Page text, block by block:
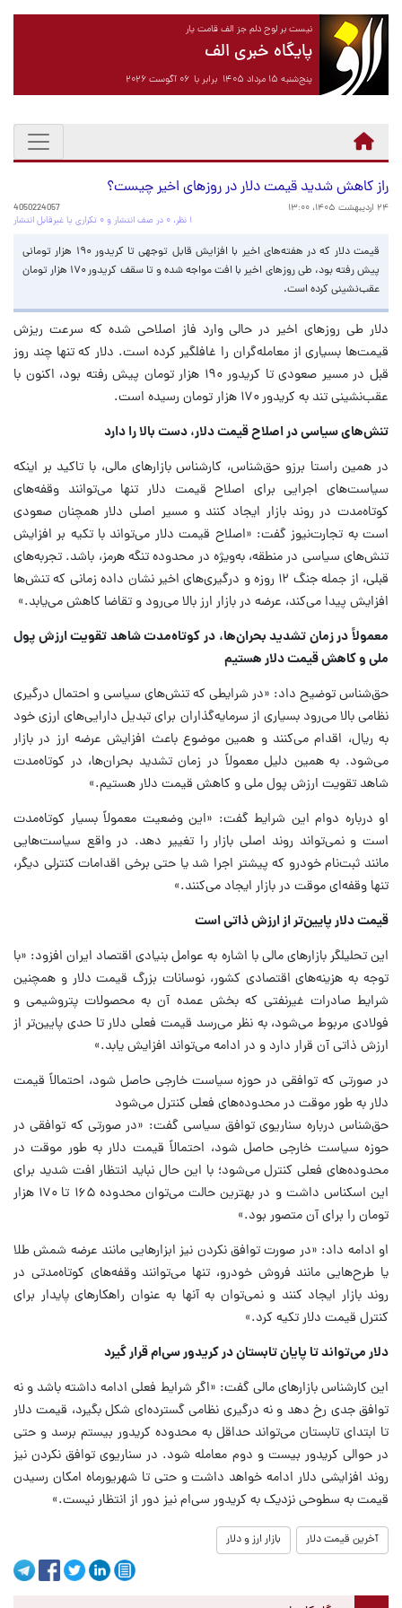
نیست بر لوح دلم جز الف قامت یار
پایگاه خبری الف
پنج‌شنبه ۱۵ مرداد ۱۴۰۵ برابر با ۰۶ آگوست ۲۰۲۶
راز کاهش شدید قیمت دلار در روزهای اخیر چیست؟
۲۴ اردیبهشت ۱۴۰۵، ۱۳:۰۰
4050224057
۱ نظر، ۰ در صف انتشار و ۰ تکراری یا غیرقابل انتشار
قیمت دلار که در هفته‌های اخیر با افزایش قابل توجهی تا کریدور ۱۹۰ هزار تومانی
پیش رفته بود، طی روزهای اخیر با افت مواجه شده و تا سقف کریدور ۱۷۰ هزار تومان
عقب‌نشینی کرده است.
دلار طی روزهای اخیر در حالی وارد فاز اصلاحی شده که سرعت ریزش
قیمت‌ها بسیاری از معامله‌گران را غافلگیر کرده است. دلار که تنها چند روز
قبل در مسیر صعودی تا کریدور ۱۹۰ هزار تومان پیش رفته بود، اکنون با
عقب‌نشینی تند به کریدور ۱۷۰ هزار تومان رسیده است.
تنش‌های سیاسی در اصلاح قیمت دلار، دست بالا را دارد
در همین راستا برزو حق‌شناس، کارشناس بازارهای مالی، با تاکید بر اینکه
سیاست‌های اجرایی برای اصلاح قیمت دلار تنها می‌توانند وقفه‌های
کوتاه‌مدت در روند بازار ایجاد کنند و مسیر اصلی دلار همچنان صعودی
است به تجارت‌نیوز گفت: «اصلاح قیمت دلار می‌تواند با تکیه بر افزایش
تنش‌های سیاسی در منطقه، به‌ویژه در محدوده تنگه هرمز، باشد. تجربه‌های
قبلی، از جمله جنگ ۱۲ روزه و درگیری‌های اخیر نشان داده زمانی که تنش‌ها
افزایش پیدا می‌کند، عرضه در بازار ارز بالا می‌رود و تقاضا کاهش می‌یابد.»
معمولاً در زمان تشدید بحران‌ها، در کوتاه‌مدت شاهد تقویت ارزش پول
ملی و کاهش قیمت دلار هستیم
حق‌شناس توضیح داد: «در شرایطی که تنش‌های سیاسی و احتمال درگیری
نظامی بالا می‌رود بسیاری از سرمایه‌گذاران برای تبدیل دارایی‌های ارزی خود
به ریال، اقدام می‌کنند و همین موضوع باعث افزایش عرضه ارز در بازار
می‌شود. به همین دلیل معمولاً در زمان تشدید بحران‌ها، در کوتاه‌مدت
شاهد تقویت ارزش پول ملی و کاهش قیمت دلار هستیم.»
او درباره دوام این شرایط گفت: «این وضعیت معمولاً بسیار کوتاه‌مدت
است و نمی‌تواند روند اصلی بازار را تغییر دهد. در واقع سیاست‌هایی
مانند ثبت‌نام خودرو که پیشتر اجرا شد یا حتی برخی اقدامات کنترلی دیگر،
تنها وقفه‌ای موقت در بازار ایجاد می‌کنند.»
قیمت دلار پایین‌تر از ارزش ذاتی است
این تحلیلگر بازارهای مالی با اشاره به عوامل بنیادی اقتصاد ایران افزود: «با
توجه به هزینه‌های اقتصادی کشور، نوسانات بزرگ قیمت دلار و همچنین
شرایط صادرات غیرنفتی که بخش عمده آن به محصولات پتروشیمی و
فولادی مربوط می‌شود، به نظر می‌رسد قیمت فعلی دلار تا حدی پایین‌تر از
ارزش ذاتی آن قرار دارد و در ادامه می‌تواند افزایش یابد.»
در صورتی که توافقی در حوزه سیاست خارجی حاصل شود، احتمالاً قیمت
دلار به طور موقت در محدوده‌های فعلی کنترل می‌شود
حق‌شناس درباره سناریوی توافق سیاسی گفت: «در صورتی که توافقی در
حوزه سیاست خارجی حاصل شود، احتمالاً قیمت دلار به طور موقت در
محدوده‌های فعلی کنترل می‌شود؛ با این حال نباید انتظار افت شدید برای
این اسکناس داشت و در بهترین حالت می‌توان محدوده ۱۶۵ تا ۱۷۰ هزار
تومان را برای آن متصور بود.»
او ادامه داد: «در صورت توافق نکردن نیز ابزارهایی مانند عرضه شمش طلا
یا طرح‌هایی مانند فروش خودرو، تنها می‌توانند وقفه‌های کوتاه‌مدتی در
روند بازار ایجاد کنند و نمی‌توان به آنها به عنوان راهکارهای پایدار برای
کنترل قیمت دلار تکیه کرد.»
دلار می‌تواند تا پایان تابستان در کریدور سی‌ام قرار گیرد
این کارشناس بازارهای مالی گفت: «اگر شرایط فعلی ادامه داشته باشد و نه
توافق جدی رخ دهد و نه درگیری نظامی گسترده‌ای شکل بگیرد، قیمت دلار
تا ابتدای تابستان می‌تواند حداقل به محدوده کریدور بیستم برسد و حتی
در حوالی کریدور بیست و دوم معامله شود. در سناریوی توافق نکردن نیز
روند افزایشی دلار ادامه خواهد داشت و حتی تا شهریورماه امکان رسیدن
قیمت به سطوحی نزدیک به کریدور سی‌ام نیز دور از انتظار نیست.»
آخرین قیمت دلار بازار ارز و دلار